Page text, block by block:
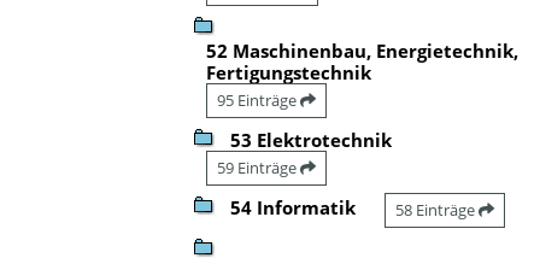
52 Maschinenbau, Energietechnik,
Fertigungstechnik
95 Einträge
53 Elektrotechnik
59 Einträge
54 Informatik 58 Einträge